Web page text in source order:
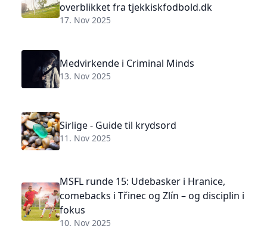
overblikket fra tjekkiskfodbold.dk
17. Nov 2025
Medvirkende i Criminal Minds
13. Nov 2025
Sirlige - Guide til krydsord
11. Nov 2025
MSFL runde 15: Udebasker i Hranice,
comebacks i Třinec og Zlín – og disciplin i
fokus
10. Nov 2025